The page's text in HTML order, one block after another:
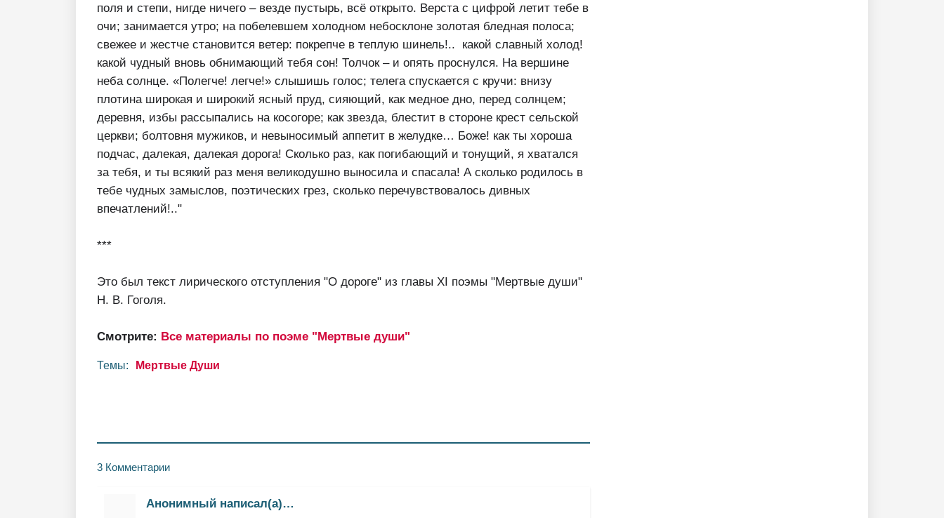
поля и степи, нигде ничего – везде пустырь, всё открыто. Верста с цифрой летит тебе в
очи; занимается утро; на побелевшем холодном небосклоне золотая бледная полоса;
свежее и жестче становится ветер: покрепче в теплую шинель!.. какой славный холод!
какой чудный вновь обнимающий тебя сон! Толчок – и опять проснулся. На вершине
неба солнце. «Полегче! легче!» слышишь голос; телега спускается с кручи: внизу
плотина широкая и широкий ясный пруд, сияющий, как медное дно, перед солнцем;
деревня, избы рассыпались на косогоре; как звезда, блестит в стороне крест сельской
церкви; болтовня мужиков, и невыносимый аппетит в желудке… Боже! как ты хороша
подчас, далекая, далекая дорога! Сколько раз, как погибающий и тонущий, я хватался
за тебя, и ты всякий раз меня великодушно выносила и спасала! А сколько родилось в
тебе чудных замыслов, поэтических грез, сколько перечувствовалось дивных
впечатлений!.."
***
Это был текст лирического отступления "О дороге" из главы XI поэмы "Мертвые души"
Н. В. Гоголя.
Смотрите: Все материалы по поэме "Мертвые души"
Темы: Мертвые Души
3 Комментарии
Анонимный написал(а)…